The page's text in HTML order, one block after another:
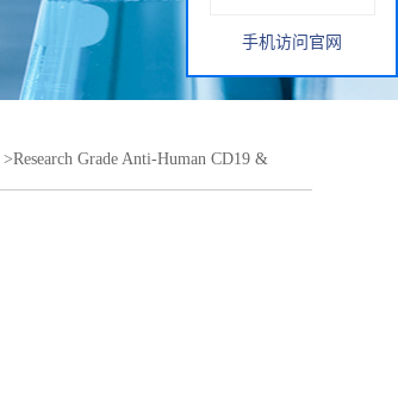
>Research Grade Anti-Human CD19 &
手机访问官网